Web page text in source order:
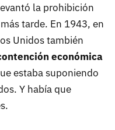
la prohibición
tarde. En 1943, en
Unidos también
económica
estaba suponiendo
Y había que